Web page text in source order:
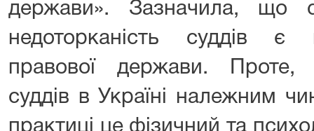
держави». Зазначила, що
недоторканість суддів є
правової держави. Проте,
суддів в Україні належним
практиці це фізичний та